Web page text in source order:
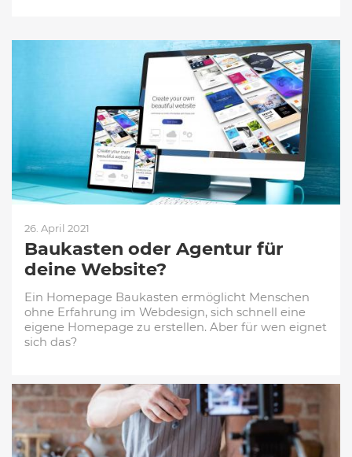
26. April 2021
Baukasten oder Agentur für
deine Website?
Ein Homepage Baukasten ermöglicht Menschen
ohne Erfahrung im Webdesign, sich schnell eine
eigene Homepage zu erstellen. Aber für wen eignet
sich das?